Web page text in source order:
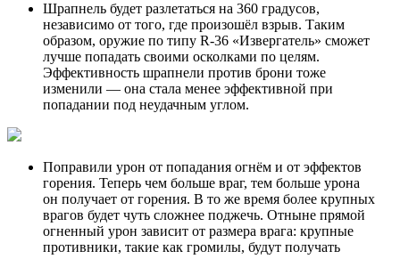
Шрапнель будет разлетаться на 360 градусов,
независимо от того, где произошёл взрыв. Таким
образом, оружие по типу R-36 «Извергатель» сможет
лучше попадать своими осколками по целям.
Эффективность шрапнели против брони тоже
изменили — она стала менее эффективной при
попадании под неудачным углом.
Поправили урон от попадания огнём и от эффектов
горения. Теперь чем больше враг, тем больше урона
он получает от горения. В то же время более крупных
врагов будет чуть сложнее поджечь. Отныне прямой
огненный урон зависит от размера врага: крупные
противники, такие как громилы, будут получать